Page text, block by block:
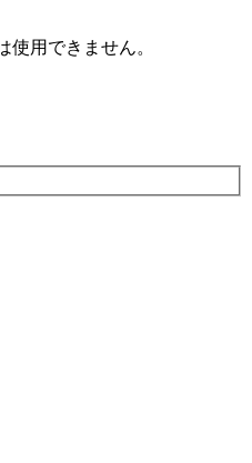
用できません。